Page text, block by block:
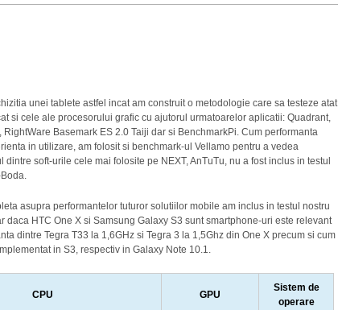
unei tablete astfel incat am construit o metodologie care sa testeze atat
si cele ale procesorului grafic cu ajutorul urmatoarelor aplicatii: Quadrant,
Basemark ES 2.0 Taiji dar si BenchmarkPi. Cum performanta
in utilizare, am folosit si benchmark-ul Vellamo pentru a vedea
soft-urile cele mai folosite pe NEXT, AnTuTu, nu a fost inclus in testul
asupra performantelor tuturor solutiilor mobile am inclus in testul nostru
HTC One X si Samsung Galaxy S3 sunt smartphone-uri este relevant
dintre Tegra T33 la 1,6GHz si Tegra 3 la 1,5Ghz din One X precum si cum
in S3, respectiv in Galaxy Note 10.1.
CPU GPU
Sistem de
operare